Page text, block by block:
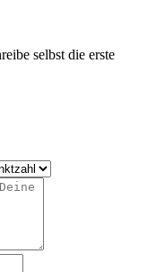
selbst die erste